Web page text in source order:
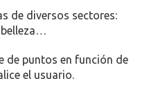
de diversos sectores:
de puntos en función de
el usuario.